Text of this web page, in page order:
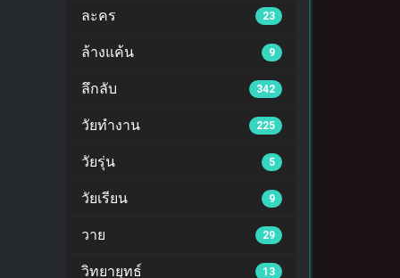
ละคร 23
ล้างแค้น 9
ลึกลับ 342
วัยทำงาน 225
วัยรุ่น 5
วัยเรียน 9
วาย 29
วิทยายุทธ์ 13